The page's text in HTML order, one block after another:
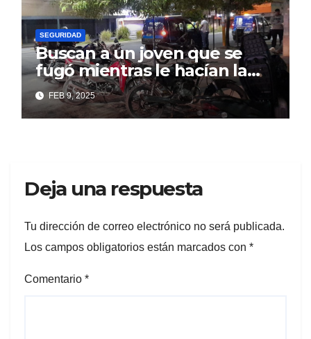
SEGURIDAD
Buscan a un joven que se
fugó mientras le hacían la
multa
FEB 9, 2025
Deja una respuesta
Tu dirección de correo electrónico no será publicada.
Los campos obligatorios están marcados con *
Comentario *